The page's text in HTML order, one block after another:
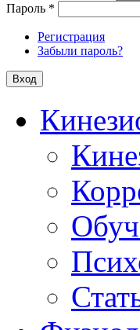
Пароль *
Регистрация
Забыли пароль?